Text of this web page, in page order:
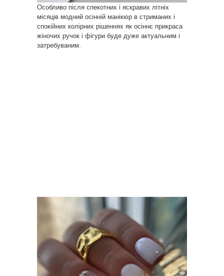
Особливо після спекотних і яскравих літніх
місяців модний осінній манікюр в стриманих і
спокійних колірних рішеннях як осіннє прикраса
жіночих ручок і фігури буде дуже актуальним і
затребуваним.